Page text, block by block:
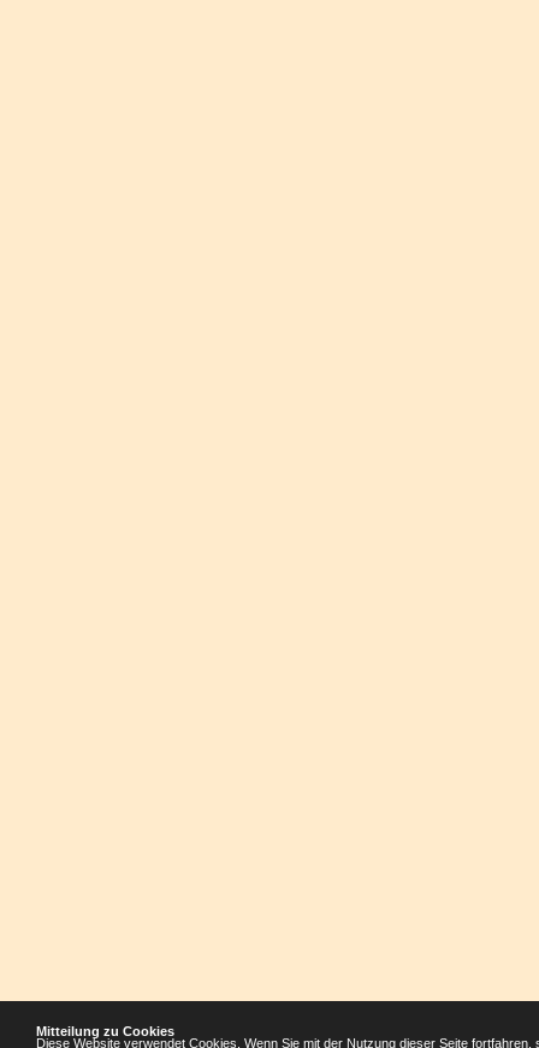
Mitteilung zu Cookies
Diese Website verwendet Cookies. Wenn Sie mit der Nutzung dieser Seite